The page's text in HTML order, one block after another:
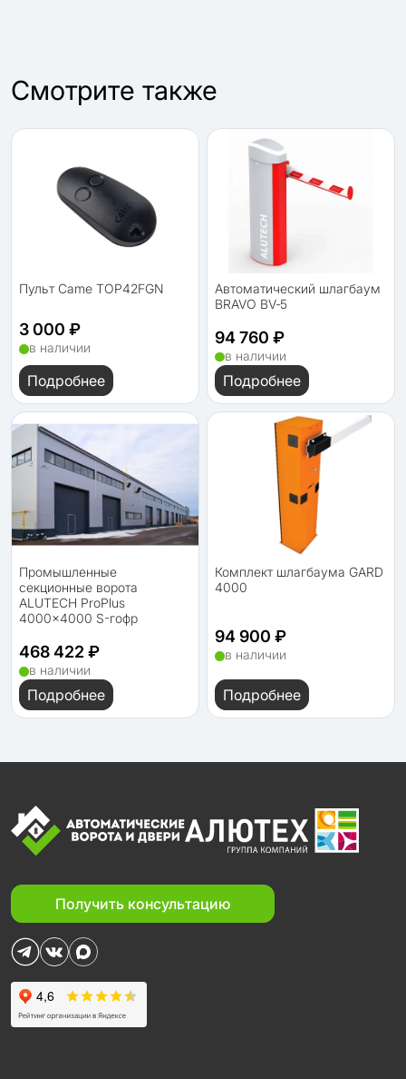
Cмотрите также
Пульт Came TOP42FGN
3 000 ₽
в наличии
Подробнее
Автоматический шлагбаум
BRAVO BV‑5
94 760 ₽
в наличии
Подробнее
Промышленные
секционные ворота
ALUTECH ProPlus
4000×4000 S-гофр
468 422 ₽
в наличии
Подробнее
Комплект шлагбаума GARD
4000
94 900 ₽
в наличии
Подробнее
Получить консультацию